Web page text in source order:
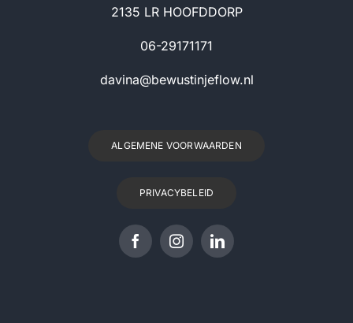
2135 LR HOOFDDORP
06-29171171
davina@bewustinjeflow.nl
ALGEMENE VOORWAARDEN
PRIVACYBELEID